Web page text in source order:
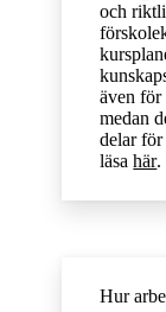
och
även för
medan
delar för
läsahär.
Hur